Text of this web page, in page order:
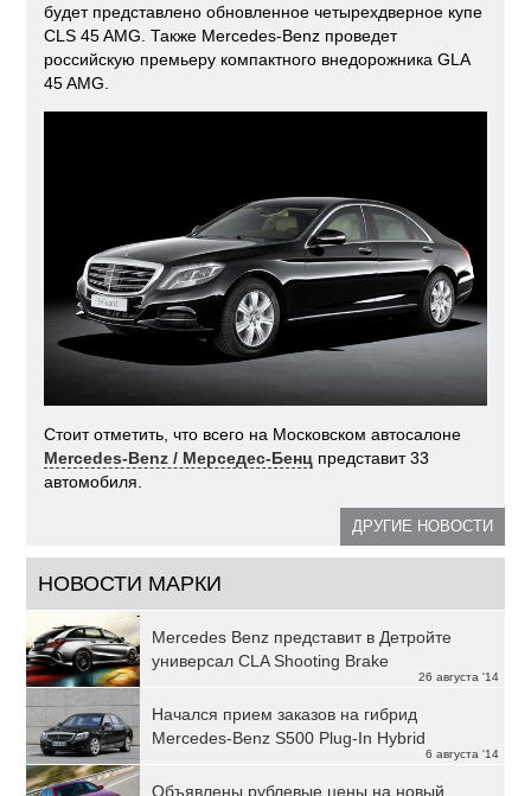
будет представлено обновленное четырехдверное купе
CLS 45 AMG. Также Mercedes-Benz проведет
российскую премьеру компактного внедорожника GLA
45 AMG.
Стоит отметить, что всего на Московском автосалоне
Mercedes-Benz / Мерседес-Бенц представит 33
автомобиля.
ДРУГИЕ НОВОСТИ
НОВОСТИ МАРКИ
26 августа '14
Mercedes Benz представит в Детройте
универсал CLA Shooting Brake
6 августа '14
Начался прием заказов на гибрид
Mercedes-Benz S500 Plug-In Hybrid
Объявлены рублевые цены на новый